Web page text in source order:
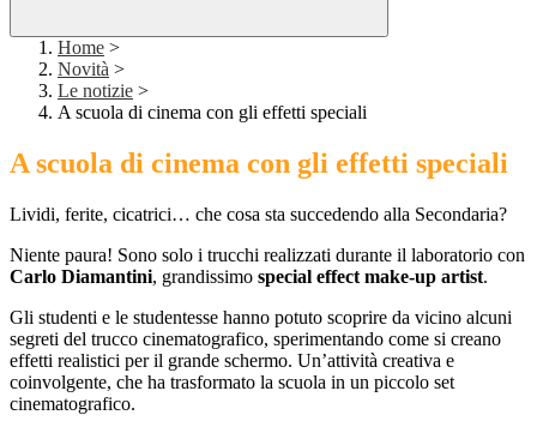
Home >
Novità >
Le notizie >
A scuola di cinema con gli effetti speciali
A scuola di cinema con gli effetti speciali
Lividi, ferite, cicatrici… che cosa sta succedendo alla Secondaria?
Niente paura! Sono solo i trucchi realizzati durante il laboratorio con
Carlo Diamantini, grandissimo special effect make-up artist.
Gli studenti e le studentesse hanno potuto scoprire da vicino alcuni
segreti del trucco cinematografico, sperimentando come si creano
effetti realistici per il grande schermo. Un’attività creativa e
coinvolgente, che ha trasformato la scuola in un piccolo set
cinematografico.